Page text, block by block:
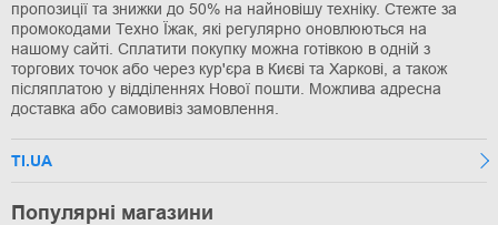
пропозиції та знижки до 50% на найновішу техніку. Стежте за
промокодами Техно Їжак, які регулярно оновлюються на
нашому сайті. Сплатити покупку можна готівкою в одній з
торгових точок або через кур'єра в Києві та Харкові, а також
післяплатою у відділеннях Нової пошти. Можлива адресна
доставка або самовивіз замовлення.
TI.UA
Популярні магазини